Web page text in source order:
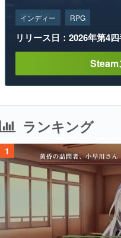
インディー RPG
リリース日：2026年第4
Steam
ランキング
1